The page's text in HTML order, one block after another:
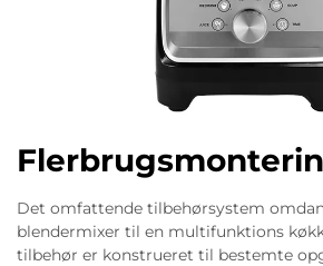
Det omfattende tilbehørsystem
blendermixer til en multifunktions
tilbehør er konstrueret til bestemte